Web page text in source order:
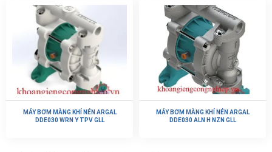
MÁY BƠM MÀNG KHÍ NÉN ARGAL
DDE030 WRN Y TPV GLL
MÁY BƠM MÀNG KHÍ NÉN ARGAL
DDE030 ALN H NZN GLL